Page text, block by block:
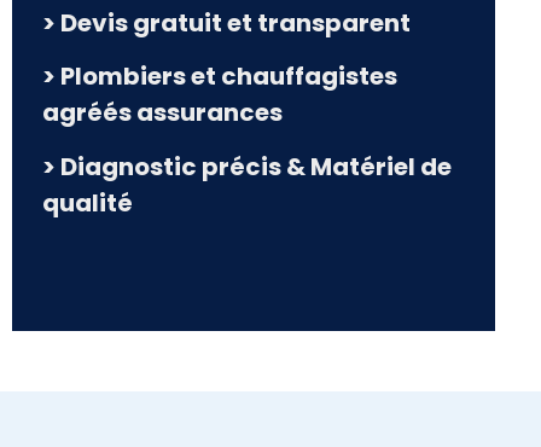
> Devis gratuit et transparent
> Plombiers et chauffagistes
agréés assurances
> Diagnostic précis & Matériel de
qualité